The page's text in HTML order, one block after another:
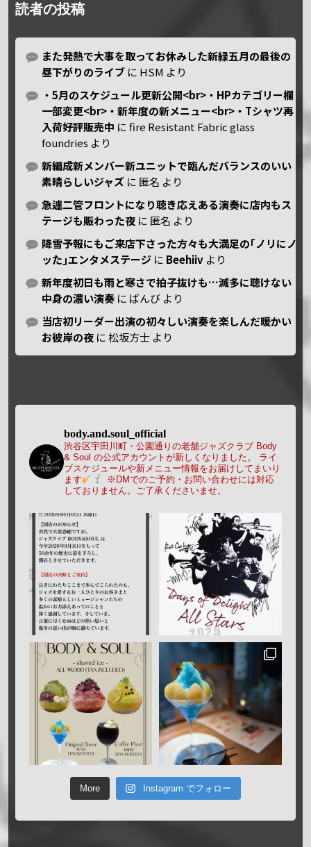
読者の投稿
また発熱で大事を取ってお休みした新緑五月の最後の
昼下がりのライブ に HSM より
・5月のスケジュール更新公開<br>・HPカテゴリー欄
一部変更<br>・新年度の新メニュー<br>・Tシャツ再
入荷好評販売中 にfire Resistant Fabric glass
foundries より
新編成新メンバー新ユニットで臨んだバランスのいい
素晴らしいジャズ に 匿名 より
急遽二管フロントになり聴き応えある演奏に店内もス
テージも賑わった夜 に 匿名 より
降雪予報にもご来店下さった方々も大満足の｢ノリにノ
ッた｣エンタメステージ に Beehiiv より
新年度初日も雨と寒さで拍子抜けも…滅多に聴けない
中身の濃い演奏 に ばんび より
当店初リーダー出演の初々しい演奏を楽しんだ暖かい
お彼岸の夜 に松坂方士 より
body.and.soul_official
渋谷区宇田川町・公園通りの老舗ジャズクラブ Body
& Soul の公式アカウントが新しくなりました。
ライ
ブスケジュールや新メニュー情報をお届けしてまいり
ます
※DMでのご予約・お問い合わせには対応
しておりません。ご了承くださいませ。
More Instagram でフォロー